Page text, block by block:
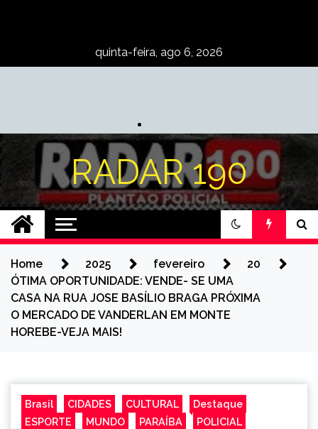
quinta-feira, ago 6, 2026
RADAR 190
Home 2025 fevereiro
20
ÓTIMA OPORTUNIDADE: VENDE- SE UMA
CASA NA RUA JOSE BASÍLIO BRAGA PRÓXIMA
O MERCADO DE VANDERLAN EM MONTE
HOREBE-VEJA MAIS!
Brasil CIDADES CULTURAL
Destaque
ESPORTE
MUNDO PARAÍBA POLICIAL